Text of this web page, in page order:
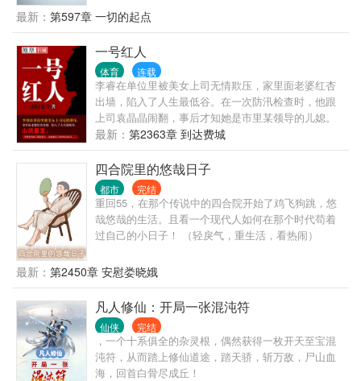
有老祖，他修不了仙。 绷不住了，他最终决定离开。
虽有长生，但无护道手段，为避免某天被修士余波震
死，白羽只能走武道，但武道之路在这个世界最强只
有先天境。 他相信时间终会磨平一切，于是决定自创
武道。 白羽：“我白长生，单开一条大道！” 完整仙
道：练气，筑基，金丹，元婴，化神…… 武道进度：
先天境，炼神境，天人境……
最新： 第597章 一切的起点
一号红人
体育 连载
李睿在单位里被美女上司无情欺压，家里面老婆红杏
出墙，陷入了人生最低谷。在一次防汛检查时，他跟
上司袁晶晶闹翻，事后才知她是市里某领导的儿媳。
山洪暴发，李睿凑巧救了某位贵人，自此成为了市里
的大红人……
最新： 第2363章 到达费城
四合院里的悠哉日子
都市 完结
重回55，在那个传说中的四合院开始了鸡飞狗跳，悠
哉悠哉的生活。且看一个现代人如何在那个时代苟着
过自己的小日子！ （轻戾气，重生活，看热闹）
最新： 第2450章 安慰娄晓娥
凡人修仙：开局一张混沌符
仙侠 完结
，一个十系俱全的杂灵根，偶然获得一枚开天至宝混
沌符，从而踏上修仙道途，踏天骄，斩万敌，尸山血
海，回首白骨尽成丘！